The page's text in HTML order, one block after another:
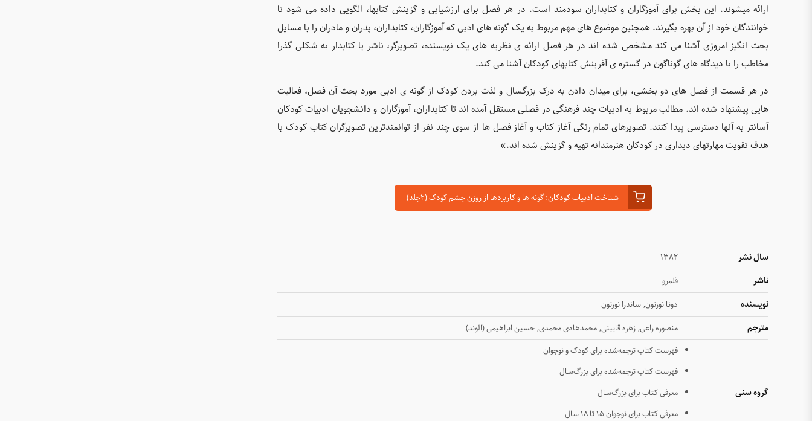
ارائه میشوند. این بخش برای آموزگاران و کتابداران سودمند است. در هر فصل برای ارزشیابی و گزینش کتابها، الگویی داده می شود تا
خوانندگان خود از آن بهره بگیرند. همچنین موضوع های مهم مربوط به یک گونه های ادبی که آموزگاران، کتابداران، پدران و مادران را با مسایل
بحث انگیز امروزی آشنا می کند مشخص شده اند در هر فصل ارائه ی نظریه های یک نویسنده، تصویرگر، ناشر یا کتابدار به شکلی گذرا
مخاطب را با دیدگاه های گوناگون در گستره ی آفرینش کتابهای کودکان آشنا می کند.
در هر قسمت از فصل های دو بخشی، برای میدان دادن به درک بزرگسال و لذت بردن کودک از گونه ی ادبی مورد بحث آن فصل، فعالیت
هایی پیشنهاد شده اند. مطالب مربوط به ادبیات چند فرهنگی در فصلی مستقل آمده اند تا کتابداران، آموزگاران و دانشجویان ادبیات کودکان
آسانتر به آنها دسترسی پیدا کنند. تصویرهای تمام رنگی آغاز کتاب و آغاز فصل ها از سوی چند نفر از توانمندترین تصویرگران کتاب کودک با
هدف تقویت مهارتهای دیداری در کودکان هنرمندانه تهیه و گزینش شده اند.»
شناخت ادبیات کودکان: گونه ها و کاربردها از روزن چشم کودک (۲جلد)
سال نشر
۱۳۸۲
ناشر
قلمرو
نویسنده دونا نورتون,ساندرا نورتون
مترجم منصوره راعی,زهره قایینی,محمدهادی محمدی,حسین ابراهیمی (الوند)
گروه سنی
فهرست کتاب ترجمه‌شده برای کودک و نوجوان
فهرست کتاب ترجمه‌شده برای بزرگ‌سال
معرفی کتاب برای بزرگ‌سال
معرفی کتاب برای نوجوان ۱۵ تا ۱۸ سال